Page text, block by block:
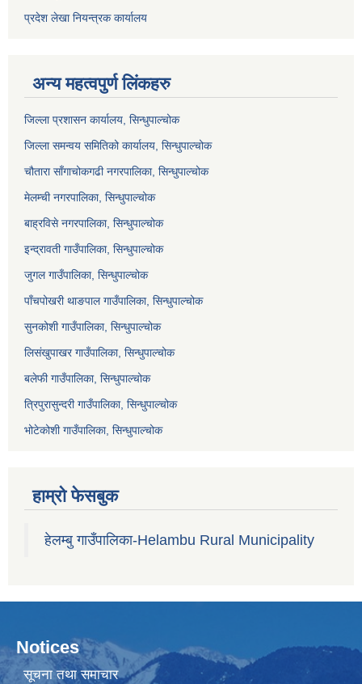
प्रदेश लेखा नियन्त्रक कार्यालय
अन्य महत्वपुर्ण लिंकहरु
जिल्ला प्रशासन कार्यालय, सिन्धुपाल्चोक
जिल्ला समन्वय समितिको कार्यालय, सिन्धुपाल्चोक
चौतारा साँगाचोकगढी नगरपालिका, सिन्धुपाल्चोक
मेलम्ची नगरपालिका, सिन्धुपाल्चोक
बाह्रविसे नगरपालिका, सिन्धुपाल्चोक
इन्द्रावती गाउँपालिका, सिन्धुपाल्चोक
जुगल गाउँपालिका, सिन्धुपाल्चोक
पाँचपोखरी थाङपाल गाउँपालिका, सिन्धुपाल्चोक
सुनकोशी गाउँपालिका, सिन्धुपाल्चोक
लिसंखुपाखर गाउँपालिका, सिन्धुपाल्चोक
बलेफी गाउँपालिका, सिन्धुपाल्चोक
त्रिपुरासुन्दरी गाउँपालिका, सिन्धुपाल्चोक
भोटेकोशी गाउँपालिका, सिन्धुपाल्चोक
हाम्रो फेसबुक
हेलम्बु गाउँपालिका-Helambu Rural Municipality
Notices
सूचना तथा समाचार